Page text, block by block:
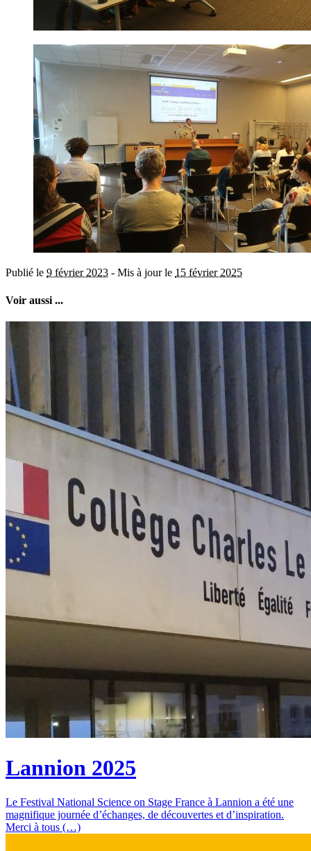
Publié le 9 février 2023 - Mis à jour le 15 février 2025
Voir aussi ...
Lannion 2025
Le Festival National Science on Stage France à Lannion a été une
magnifique journée d’échanges, de découvertes et d’inspiration.
Merci à tous (…)